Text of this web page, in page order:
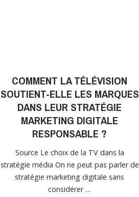
COMMENT LA TÉLÉVISION
SOUTIENT-ELLE LES MARQUES
DANS LEUR STRATÉGIE
MARKETING DIGITALE
RESPONSABLE ?
Source Le choix de la TV dans la
stratégie média On ne peut pas parler de
stratégie marketing digitale sans
considérer …